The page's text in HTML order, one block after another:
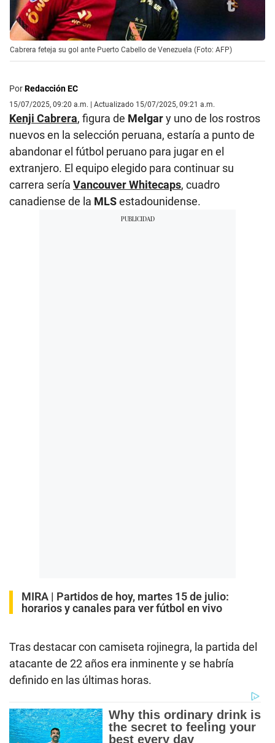
Cabrera feteja su gol ante Puerto Cabello de Venezuela (Foto: AFP)
PorRedacción EC
15/07/2025, 09:20 a.m. | Actualizado 15/07/2025, 09:21 a.m.
Kenji Cabrera, figura de Melgary uno de los rostros
nuevos en la selección peruana, estaría a punto de
abandonar el fútbol peruano para jugar en el
extranjero. El equipo elegido para continuar su
carrera sería Vancouver Whitecaps, cuadro
canadiense de la MLSestadounidense.
MIRA | Partidos de hoy, martes 15 de julio:
horarios y canales para ver fútbol en vivo
Tras destacar con camiseta rojinegra, la partida del
atacante de 22 años era inminente y se habría
definido en las últimas horas.